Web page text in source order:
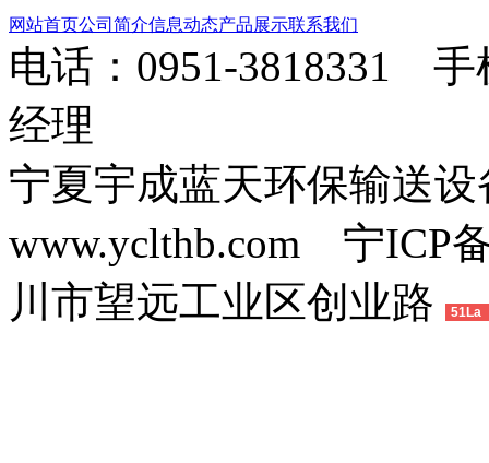
网站首页公司简介信息动态产品展示联系我们
电话：0951-3818331 手
经理
宁夏宇成蓝天环保输送
www.yclthb.com 宁ICP
川市望远工业区创业路
51La